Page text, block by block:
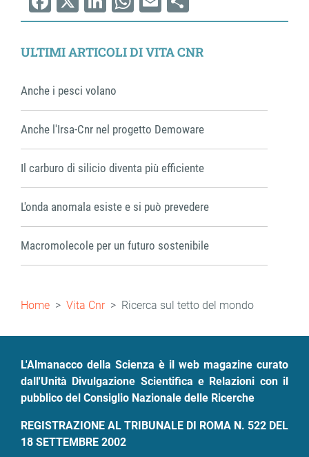
Facebook
X LinkedIn
WhatsApp
EmailShare
ULTIMI ARTICOLI DI VITA CNR
Anche i pesci volano
Anche l'Irsa-Cnr nel progetto Demoware
Il carburo di silicio diventa più efficiente
L'onda anomala esiste e si può prevedere
Macromolecole per un futuro sostenibile
Briciole
Home Vita Cnr Ricerca sul tetto del mondo
L'Almanacco della Scienza è il web magazine curato
dall'Unità Divulgazione Scientifica e Relazioni con il
pubblico del Consiglio Nazionale delle Ricerche
REGISTRAZIONE AL TRIBUNALE DI ROMA N. 522 DEL
18 SETTEMBRE 2002